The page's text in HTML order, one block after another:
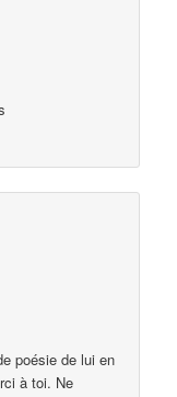
poésie de lui en
à toi. Ne